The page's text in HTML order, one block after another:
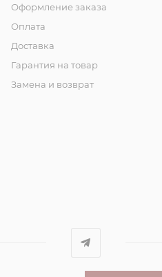
Оформление заказа
Оплата
Доставка
Гарантия на товар
Замена и возврат